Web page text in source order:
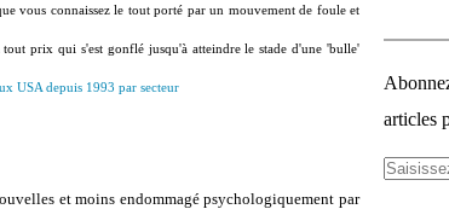
vous connaissez le tout porté par un mouvement de foule et
prix qui s'est gonflé jusqu'à atteindre le stade d'une 'bulle'
USA depuis 1993 par secteur
et moins endommagé psychologiquement par
articles